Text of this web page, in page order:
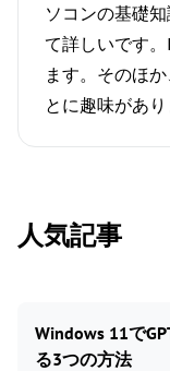
ソコンの基礎
て詳しいです
ます。そのほ
とに趣味があり
人気記事
Windows 11で
る3つの方法